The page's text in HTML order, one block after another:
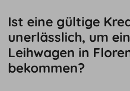
Ist eine gültige
unerlässlich, um
Leihwagen in
bekommen?